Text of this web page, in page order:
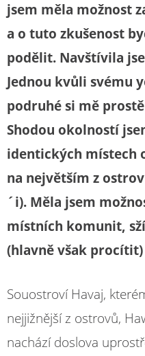
jsem měla možnost
a o tuto zkušenost
podělit. Navštívila
Jednou kvůli svému
podruhé si mě
Shodou okolností
identických místech
na největším z
´i). Měla jsem
místních komunit,
(hlavně však
Souostroví Havaj,
nejjižnější z ostrovů,
nachází doslova